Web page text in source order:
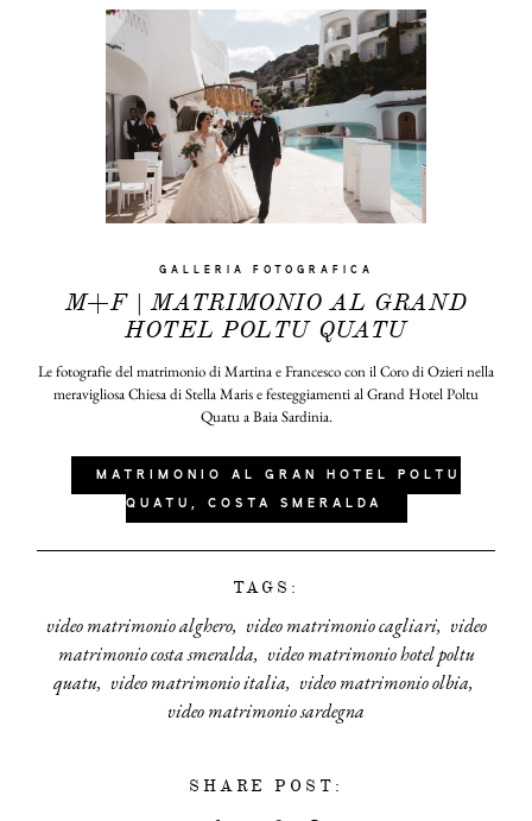
GALLERIA FOTOGRAFICA
M+F | MATRIMONIO AL GRAND
HOTEL POLTU QUATU
Le fotografie del matrimonio di Martina e Francesco con il Coro di Ozieri nella
meravigliosa Chiesa di Stella Maris e festeggiamenti al Grand Hotel Poltu
Quatu a Baia Sardinia.
MATRIMONIO AL GRAN HOTEL POLTU
QUATU, COSTA SMERALDA
TAGS:
video matrimonio alghero video matrimonio cagliari video
matrimonio costa smeralda
video matrimonio hotel poltu
quatu video matrimonio italia
video matrimonio olbia
video matrimonio sardegna
SHARE POST: